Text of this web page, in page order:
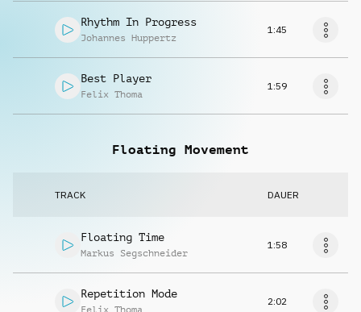
Rhythm In Progress
Johannes Huppertz
1:45
Best Player
Felix Thoma
1:59
Floating Movement
TRACK DAUER
Floating Time
Markus Segschneider
1:58
Repetition Mode
Felix Thoma
2:02